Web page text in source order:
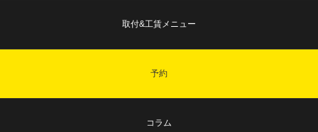
取付&工賃メニュー
予約
コラム